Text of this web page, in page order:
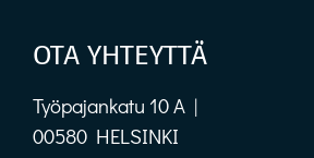
OTA YHTEYTTÄ
Työpajankatu 10 A |
00580 HELSINKI